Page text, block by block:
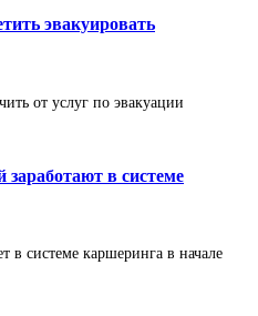
эвакуировать
от услуг по эвакуации
в системе
в системе каршеринга в начале